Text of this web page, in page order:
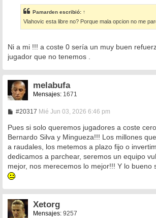
a
j
e
Pamarden escribió: ↑
Vlahovic esta libre no? Porque mala opcion no me
Ni a mi !!! a coste 0 sería un muy buen
jugador que no tenemos .
melabufa
Mensajes: 1671
#20317M
n
a
j
e
Mié Jun 03, 2026 6:46 pm
Pues si solo queremos jugadores a coste
Bernardo Silva y Mingueza!!! Los millones
a raudales, los metemos a plazo fijo o
dedicamos a parchear, seremos un equipo
mejor, nos merecemos lo mejor!!! Y lo bueno
Xetorg
Mensajes: 9257